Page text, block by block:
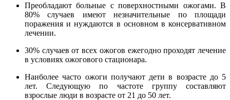
Преобладают больные с поверхностными ожогами. В
80% случаев имеют незначительные по площади
поражения и нуждаются в основном в консервативном
лечении.
30% случаев от всех ожогов ежегодно проходят лечение
в условиях ожогового стационара.
Наиболее часто ожоги получают дети в возрасте до 5
лет. Следующую по частоте группу составляют
взрослые люди в возрасте от 21 до 50 лет.